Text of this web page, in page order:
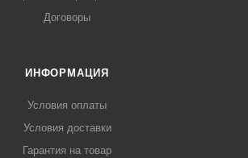
Договоры
ИНФОРМАЦИЯ
Условия оплаты
Условия доставки
Гарантия на товар